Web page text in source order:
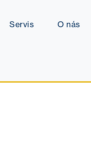
Servis O nás